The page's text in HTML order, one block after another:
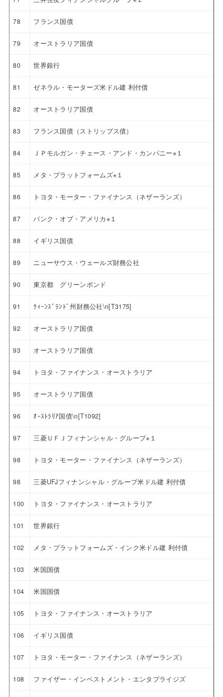
78 フランス国債
79 オーストラリア国債
80 世界銀行
81 ゼネラル・モーターズ米ドル建 利付債
82 オーストラリア国債
83 フランス国債（ストリップス債）
84 ＪＰモルガン・チェース・アンド・カンパニー※１
85 メタ・プラットフォームズ※１
86 トヨタ・モーター・ファイナンス（ネザーランズ）
87 バンク・オブ・アメリカ※１
88 イギリス国債
89 ニューサウス・ウェールズ財務公社
90 東京都 グリーンボンド
91 ｸｨｰﾝｽﾞﾗﾝﾄﾞ州財務公社\n[T3175]
92 オーストラリア国債
93 オーストラリア国債
94 トヨタ・ファイナンス・オーストラリア
95 オーストラリア国債
96 ｵｰｽﾄﾗﾘｱ国債\n[T1092]
97 三菱ＵＦＪフィナンシャル・グループ※１
98 トヨタ・モーター・ファイナンス（ネザーランズ）
98 三菱UFJフィナンシャル・グループ米ドル建 利付債
100 トヨタ・ファイナンス・オーストラリア
101 世界銀行
102 メタ・プラットフォームズ・インク米ドル建 利付債
103 米国国債
104 米国国債
105 トヨタ・ファイナンス・オーストラリア
106 イギリス国債
107 トヨタ・モーター・ファイナンス（ネザーランズ）
108 ファイザー・インベストメント・エンタプライジズ